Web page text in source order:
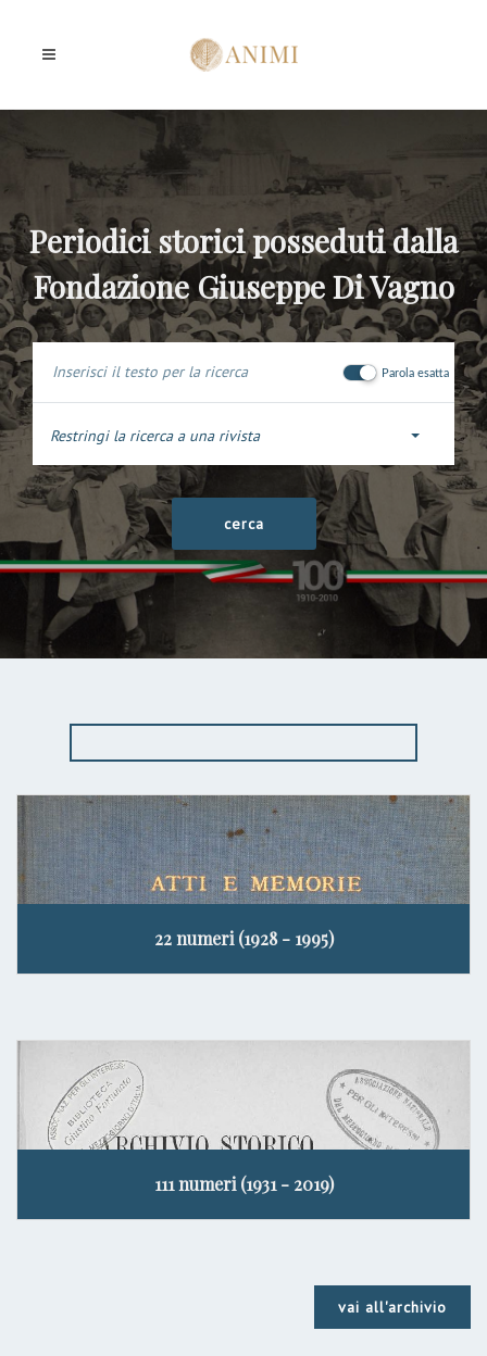
Periodici storici posseduti dalla
Fondazione Giuseppe Di Vagno
Parola esatta
Restringi la ricerca a una rivista
22 numeri (1928 - 1995)
111 numeri (1931 - 2019)
vai all'archivio